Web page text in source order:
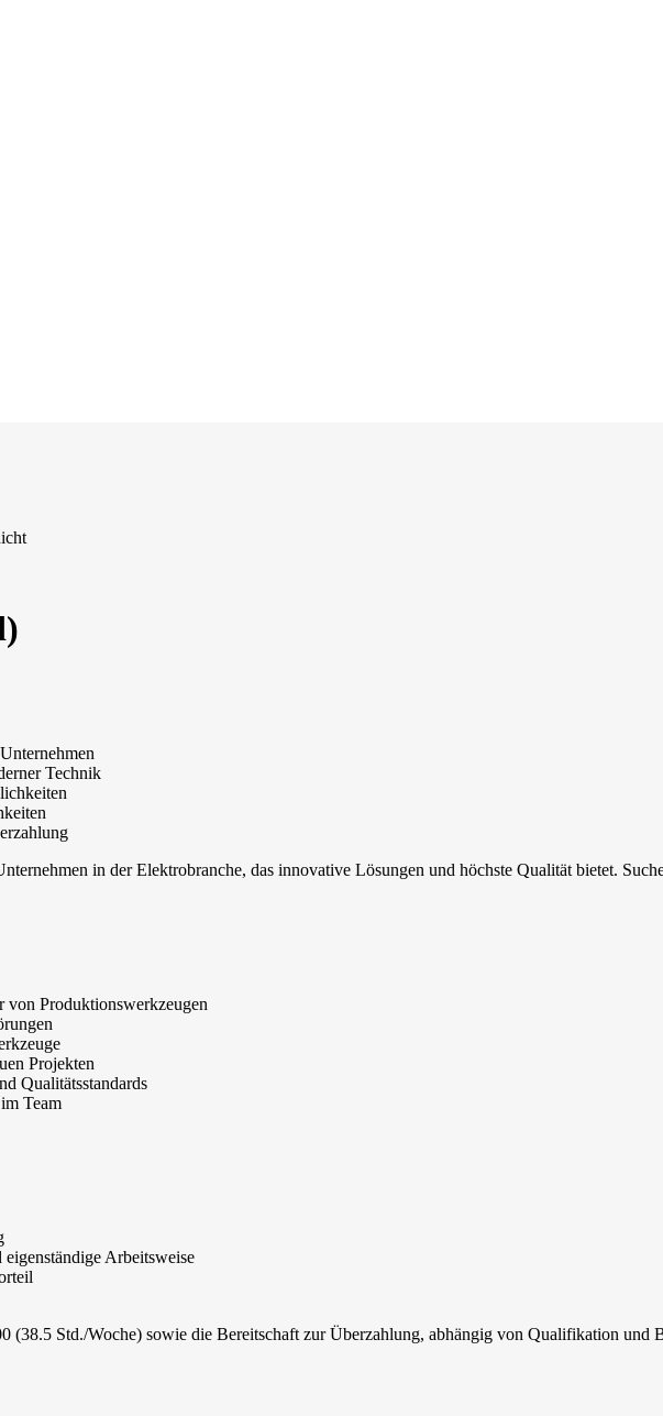
Technik
in der Elektrobranche, das innovative Lösungen und höchste Qualität bietet.
von Produktionswerkzeugen
Projekten
Qualitätsstandards
Team
eigenständige Arbeitsweise
(38.5 Std./Woche) sowie die Bereitschaft zur Überzahlung, abhängig von Qualifikation und